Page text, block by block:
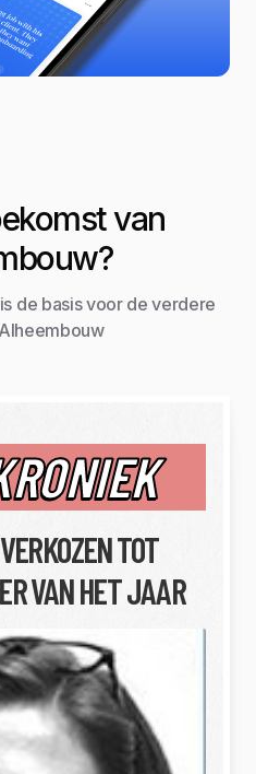
TOT
VAN HET JAAR
van
de basis voor de verdere